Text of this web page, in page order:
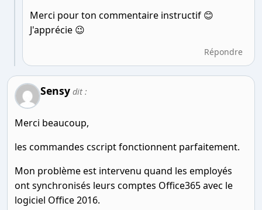
Merci pour ton commentaire instructif 😊
J'apprécie 😉
Répondre
Sensy dit :
Merci beaucoup,
les commandes cscript fonctionnent parfaitement.
Mon problème est intervenu quand les employés
ont synchronisés leurs comptes Office365 avec le
logiciel Office 2016.